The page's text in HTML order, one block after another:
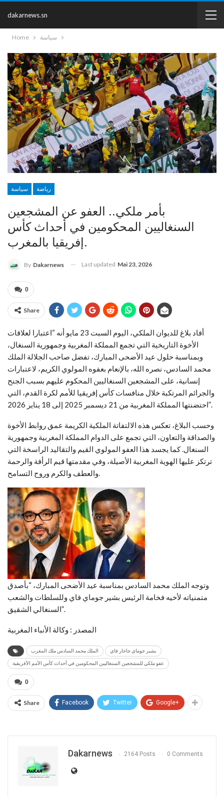
dakarnews.sn
Home سياسة
سياسة رياضة
بأمر ملكي.. العفو عن المشجعين
السنغاليين المحكومين في أحداث كأس
إفريقيا بالمغرب.
By Dakarnews Last updated Mai 23, 2026
0
Share
أفاد بلاغ للديوان الملكي، اليوم السبت 23 مايو أنه “اعتبارا لعلاقات
الأخوة التاريخية التي تجمع المملكة المغربية وجمهورية السنغال،
وبمناسبة حلول عيد الأضحى المبارك، تفضل صاحب الجلالة الملك
محمد السادس، نصره الله، بالإنعام بعفوه المولوي الكريم، لاعتبارات
إنسانية، على المشجعين السنغاليين المحكوم عليهم بسبب الجنح
والجرائم المرتكبة خلال منافسات كأس إفريقيا للأمم لكرة القدم، التي
احتضنتها المملكة المغربية من 21 ديسمبر 2025 إلى 18 يناير 2026”.
وحسب البلاغ، تعكس هذه الالتفاتة الملكية الكريمة عمق روابط الأخوة
والصداقة والتعاون، التي تجمع على الدوام المملكة المغربية وجمهورية
السنغال. كما يجسد هذا العفو المولوي القيم والتقاليد الراسخة التي
ترتكز عليها الهوية المغربية الأصيلة، وفي مقدمتها قيم الرأفة والرحمة
والعطف والكرم وروح التسامح.
وتوجه الملك محمد السادس بمناسبة عيد الأضحى المبارك، “بأصدق
متمنياته لأخيه فخامة الرئيس بشير جوماي فاي وللسلطات والشعب
السنغالي الشقيق”.
المصدر : وكالة الأنباء المغربية
الملك محمد السادس ملك المغرب بشير جوماي جاخار فاي
عفو ملكي للمشجعين السنغاليين المحكومين في أحداث كأس الأمم الأفريقية
0
Share Facebook Twitter Google+
Dakarnews 2164 Posts 0 Comments